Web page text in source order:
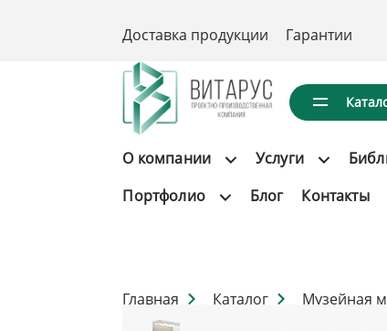
Доставка продукции Гарантии
О компании Услуги
Портфолио
Блог Контакты
Главная Каталог Музейная